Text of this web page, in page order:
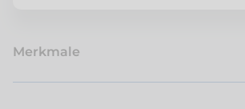
Merkmale